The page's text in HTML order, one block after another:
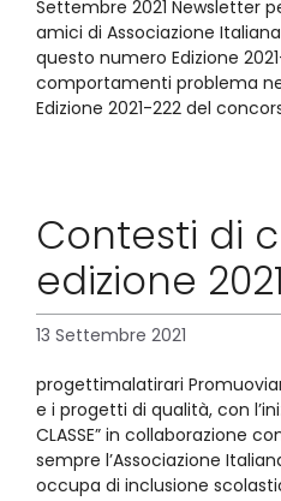
Settembre 2021 Newsletter
amici di Associazione
questo numero Edizione
comportamenti problema
Edizione 2021-222 del
Contesti di
edizione
13 Settembre 2021
progettimalatirari
e i progetti di qualità, con
CLASSE” in collaborazione
sempre l’Associazione
occupa di inclusione